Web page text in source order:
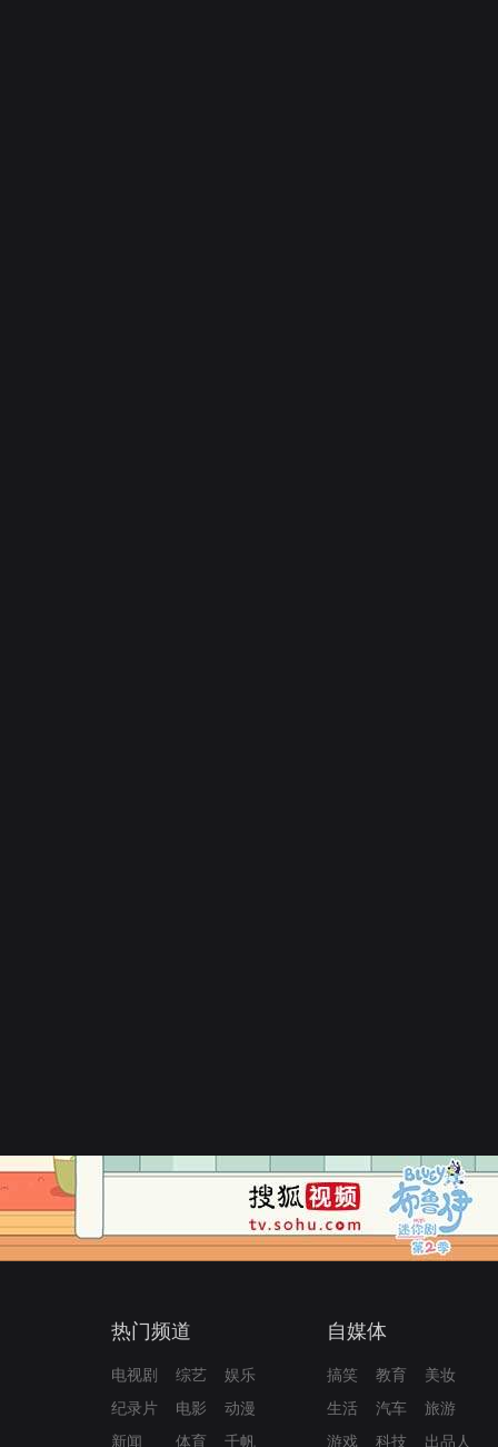
热门频道
电视剧 综艺
娱乐
纪录片
电影
动漫
新闻
体育 千帆
自媒体
搞笑 教育
美妆
生活
汽车
旅游
游戏
科技 出品人